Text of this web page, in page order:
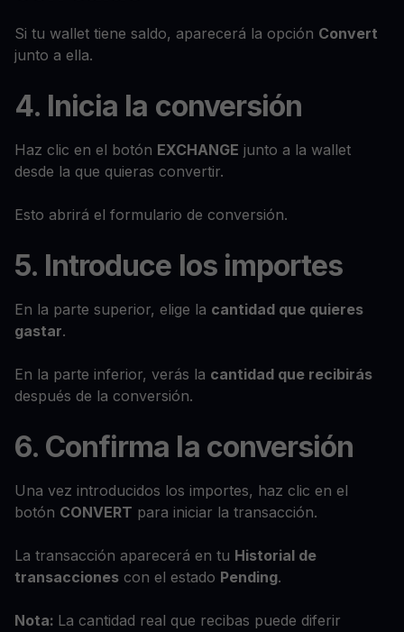
Si tu wallet tiene saldo, aparecerá la opción Convert
junto a ella.
4. Inicia la conversión
Haz clic en el botón EXCHANGE junto a la wallet
desde la que quieras convertir.
Esto abrirá el formulario de conversión.
5. Introduce los importes
En la parte superior, elige la cantidad que quieres
gastar.
En la parte inferior, verás la cantidad que recibirás
después de la conversión.
6. Confirma la conversión
Una vez introducidos los importes, haz clic en el
botón CONVERT para iniciar la transacción.
La transacción aparecerá en tu Historial de
transacciones con el estado Pending.
Nota: La cantidad real que recibas puede diferir